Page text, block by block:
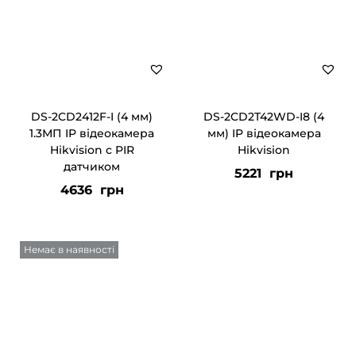
DS-2CD2412F-I (4 мм)
1.3МП IP відеокамера
Hikvision c PIR
датчиком
4636 грн
DS-2CD2T42WD-I8 (4
мм) IP відеокамера
Hikvision
5221 грн
Немає в наявності